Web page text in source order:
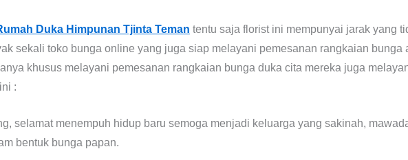
Duka Himpunan Tjinta Teman tentu saja florist ini mempunyai jarak yang
sekali toko bunga online yang juga siap melayani pemesanan rangkaian bunga
khusus melayani pemesanan rangkaian bunga duka cita mereka juga
:
selamat menempuh hidup baru semoga menjadi keluarga yang sakinah,
bentuk bunga papan.